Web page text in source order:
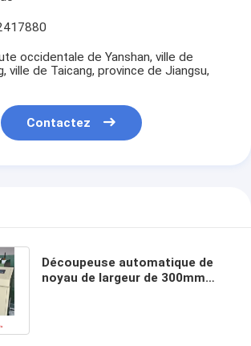
occidentale de Yanshan, ville de
ville de Taicang, province de Jiangsu,
Contactez
Découpeuse automatique de
noyau de largeur de 300mm